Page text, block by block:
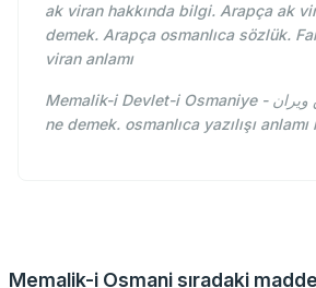
ak viran hakkında bilgi. Arapça ak
demek. Arapça osmanlıca sözlük.
viran anlamı
Memalik-i Devlet-i Osmaniye - آق ویران ak viran
ne demek. osmanlıca yazılışı anlamı
Memalik-i Osmani sıradaki